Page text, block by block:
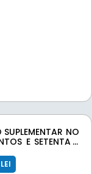
NO
E SETENTA E